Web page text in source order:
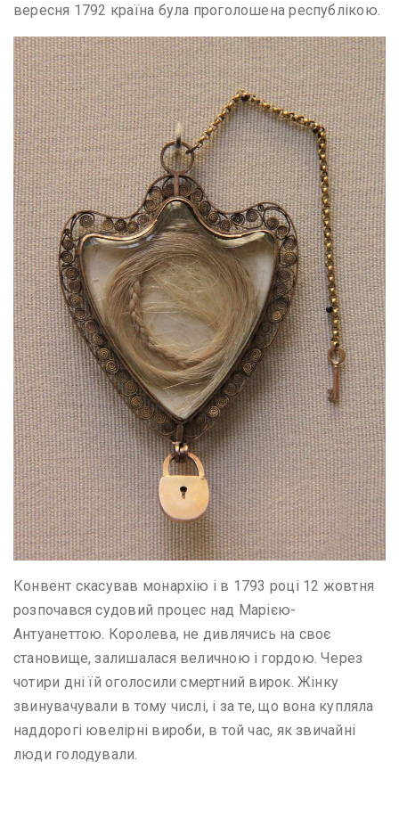
вересня 1792 країна була проголошена республікою.
Конвент скасував монархію і в 1793 році 12 жовтня
розпочався судовий процес над Марією-
Антуанеттою. Королева, не дивлячись на своє
становище, залишалася величною і гордою. Через
чотири дні їй оголосили смертний вирок. Жінку
звинувачували в тому числі, і за те, що вона купляла
наддорогі ювелірні вироби, в той час, як звичайні
люди голодували.